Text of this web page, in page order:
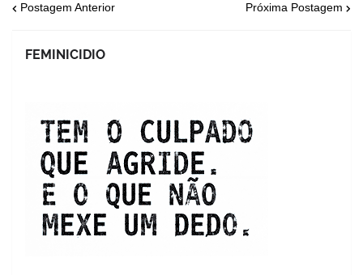
Postagem Anterior Próxima Postagem
FEMINICIDIO